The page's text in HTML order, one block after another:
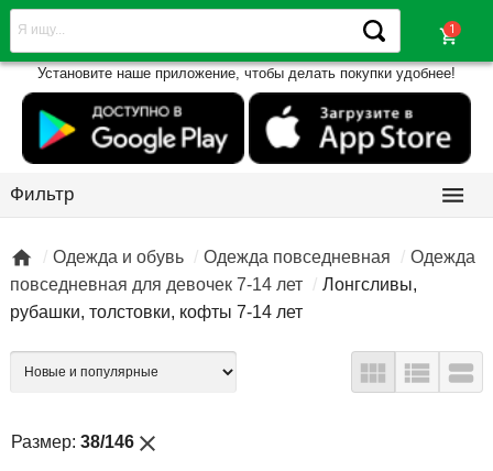
shopping_cart
Установите наше приложение, чтобы делать покупки удобнее!
Фильтр 
 Одежда и обувь Одежда повседневная
Одежда
повседневная для девочек 7-14 лет
Лонгсливы,
рубашки, толстовки, кофты 7-14 лет
  
Размер: 38/146 close